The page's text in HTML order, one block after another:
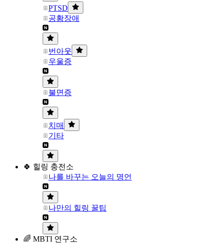
PTSD
공황장애
번아웃
우울증
불면증
치매
기타
🍀 힐링 충전소
나를 바꾸는 오늘의 명언
나만의 힐링 꿀팁
🌈 MBTI 연구소